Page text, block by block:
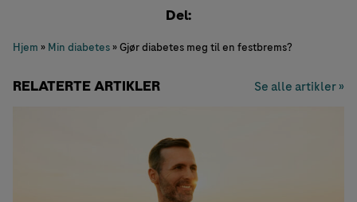
Del:
Hjem » Min diabetes»Gjør diabetes meg til en festbrems?
RELATERTE ARTIKLER Se alle artikler »